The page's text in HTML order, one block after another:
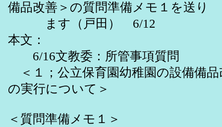
備品改善＞の質問準備メモ１を送り
ます（戸田） 6/12
本文：
6/16文教委：所管事項質問
＜１；公立保育園幼稚園の設備備
の実行について＞
＜質問準備メモ１＞